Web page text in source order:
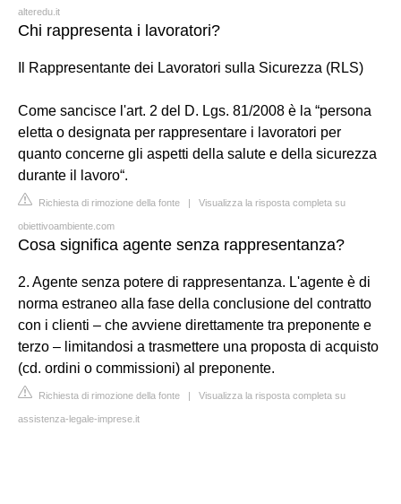
alteredu.it
Chi rappresenta i lavoratori?
Il Rappresentante dei Lavoratori sulla Sicurezza (RLS)
Come sancisce l'art. 2 del D. Lgs. 81/2008 è la “persona
eletta o designata per rappresentare i lavoratori per
quanto concerne gli aspetti della salute e della sicurezza
durante il lavoro“.
Richiesta di rimozione della fonte | Visualizza la risposta completa su
obiettivoambiente.com
Cosa significa agente senza rappresentanza?
2. Agente senza potere di rappresentanza. L'agente è di
norma estraneo alla fase della conclusione del contratto
con i clienti – che avviene direttamente tra preponente e
terzo – limitandosi a trasmettere una proposta di acquisto
(cd. ordini o commissioni) al preponente.
Richiesta di rimozione della fonte | Visualizza la risposta completa su
assistenza-legale-imprese.it